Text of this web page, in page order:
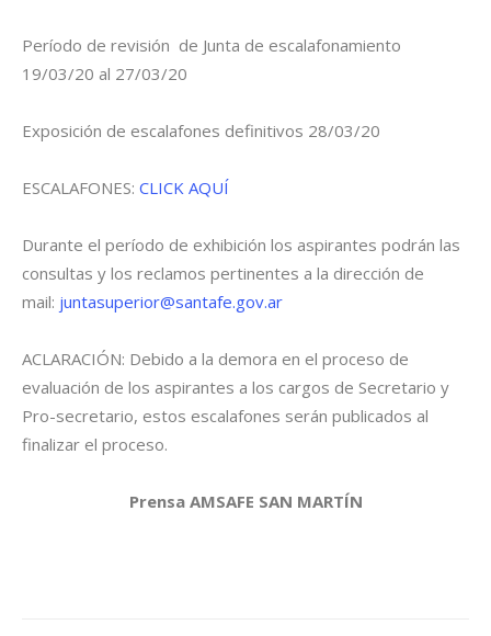
Período de revisión de Junta de escalafonamiento
19/03/20 al 27/03/20
Exposición de escalafones definitivos 28/03/20
ESCALAFONES: CLICK AQUÍ
Durante el período de exhibición los aspirantes podrán las
consultas y los reclamos pertinentes a la dirección de
mail: juntasuperior@santafe.gov.ar
ACLARACIÓN: Debido a la demora en el proceso de
evaluación de los aspirantes a los cargos de Secretario y
Pro-secretario, estos escalafones serán publicados al
finalizar el proceso.
Prensa AMSAFE SAN MARTÍN